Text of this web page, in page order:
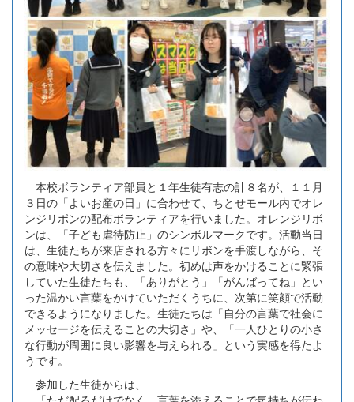
本校ボランティア部員と１年生徒有志の計８名が、１１月
３日の「よいお産の日」に合わせて、ちとせモール内でオレ
ンジリボンの配布ボランティアを行いました。オレンジリボ
ンは、「子ども虐待防止」のシンボルマークです。活動当日
は、生徒たちが来店される方々にリボンを手渡しながら、そ
の意味や大切さを伝えました。初めは声をかけることに緊張
していた生徒たちも、「ありがとう」「がんばってね」とい
った温かい言葉をかけていただくうちに、次第に笑顔で活動
できるようになりました。生徒たちは「自分の言葉で社会に
メッセージを伝えることの大切さ」や、「一人ひとりの小さ
な行動が周囲に良い影響を与えられる」という実感を得たよ
うです。
参加した生徒からは、